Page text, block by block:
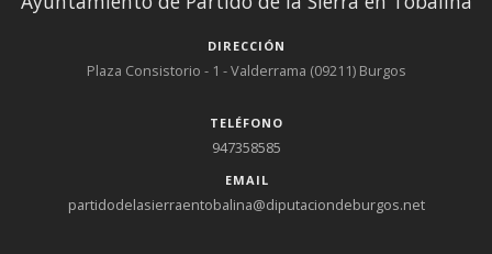
DIRECCIÓN
Plaza Consistorio - 1 - Valderrama (09211) Burgos
TELÉFONO
947358585
EMAIL
partidodelasierraentobalina@diputaciondeburgos.net